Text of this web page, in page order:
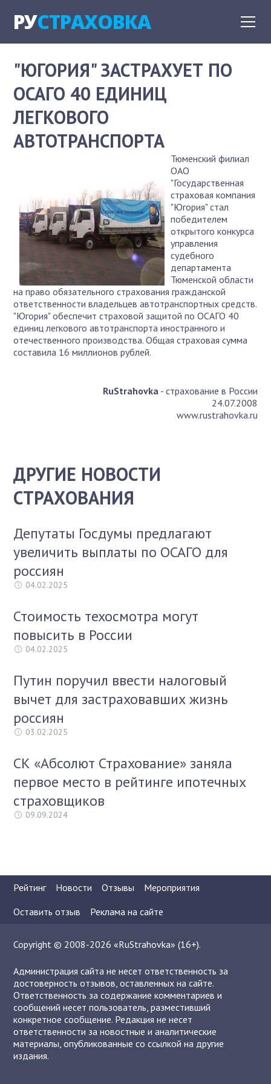
РУСТРАХОВКА
"ЮГОРИЯ" ЗАСТРАХУЕТ ПО
ОСАГО 40 ЕДИНИЦ
ЛЕГКОВОГО
АВТОТРАНСПОРТА
Тюменский филиал
ОАО
"Государственная
страховая компания
"Югория" стал
победителем
открытого конкурса
управления
судебного
департамента
Тюменской области
на право обязательного страхования гражданской
ответственности владельцев автотранспортных средств.
"Югория" обеспечит страховой защитой по ОСАГО 40
единиц легкового автотранспорта иностранного и
отечественного производства. Общая страховая сумма
составила 16 миллионов рублей.
RuStrahovka- страхование в России
24.07.2008
www.rustrahovka.ru
ДРУГИЕ НОВОСТИ
СТРАХОВАНИЯ
Депутаты Госдумы предлагают
увеличить выплаты по ОСАГО для
россиян
04.02.2025
Стоимость техосмотра могут
повысить в России
04.02.2025
Путин поручил ввести налоговый
вычет для застраховавших жизнь
россиян
03.02.2025
СК «Абсолют Страхование» заняла
первое место в рейтинге ипотечных
страховщиков
09.09.2024
Рейтинг Новости Отзывы
Мероприятия
Оставить отзыв
Реклама на сайте
Copyright © 2008-2026 «RuStrahovka» (16+).
Администрация сайта не несет ответственность за
достоверность отзывов, оставленных на сайте.
Ответственность за содержание комментариев и
сообщений несет пользователь, разместивший
конкретное сообщение. Редакция не несет
ответственности за новостные и аналитические
материалы, опубликованные со ссылкой на другие
издания.